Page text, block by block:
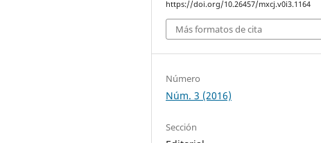
https://doi.org/10.26457/mxcj.v0i3.1164
Más formatos de cita
Número
Núm. 3 (2016)
Sección